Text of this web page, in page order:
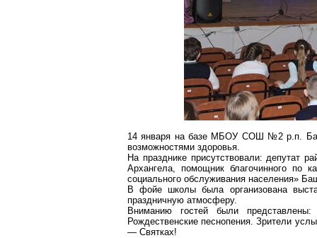
14 января на базе МБОУ СОШ №2 р.п.
возможностями здоровья.
На празднике присутствовали: депутат
Архангела, помощник благочинного по
социального обслуживания населения»
В фойе школы была организована
праздничную атмосферу.
Вниманию гостей были
Рождественские песнопения. Зрители
— Святках!